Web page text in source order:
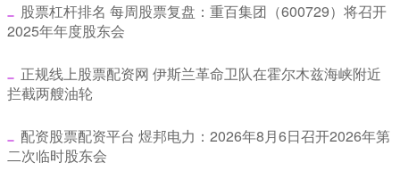
​股票杠杆排名 每周股票复盘：重百集团（600729）将召开
2025年年度股东会
​正规线上股票配资网 伊斯兰革命卫队在霍尔木兹海峡附近
拦截两艘油轮
​配资股票配资平台 煜邦电力：2026年8月6日召开2026年第
二次临时股东会